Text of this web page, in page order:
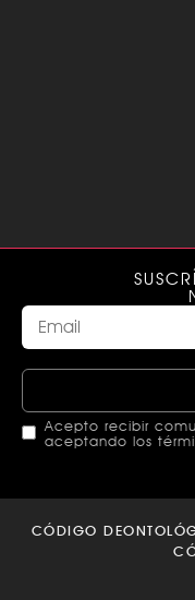
Acepto recibir
aceptando los
should
CÓDIGO